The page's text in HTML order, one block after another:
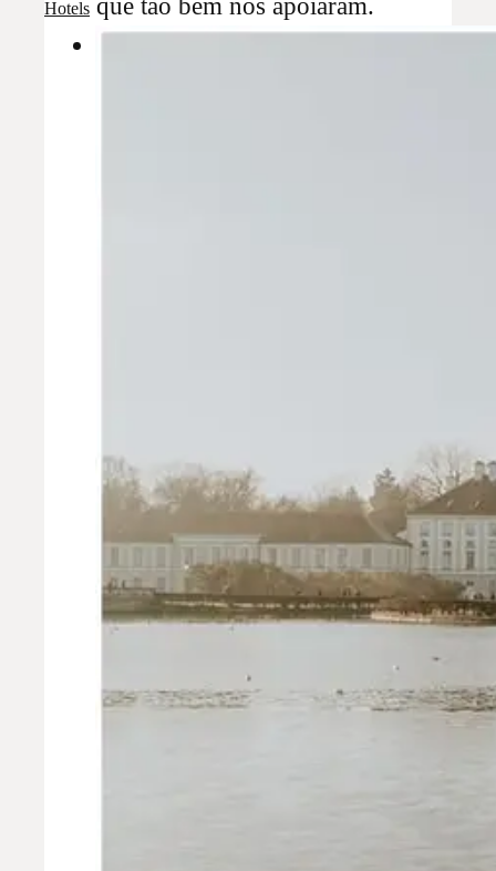
Hotels que tão bem nos apoiaram.